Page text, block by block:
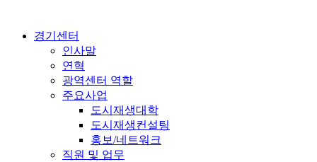
경기센터
인사말
연혁
광역센터 역할
주요사업
도시재생대학
도시재생컨설팅
홍보/네트워크
직원 및 업무